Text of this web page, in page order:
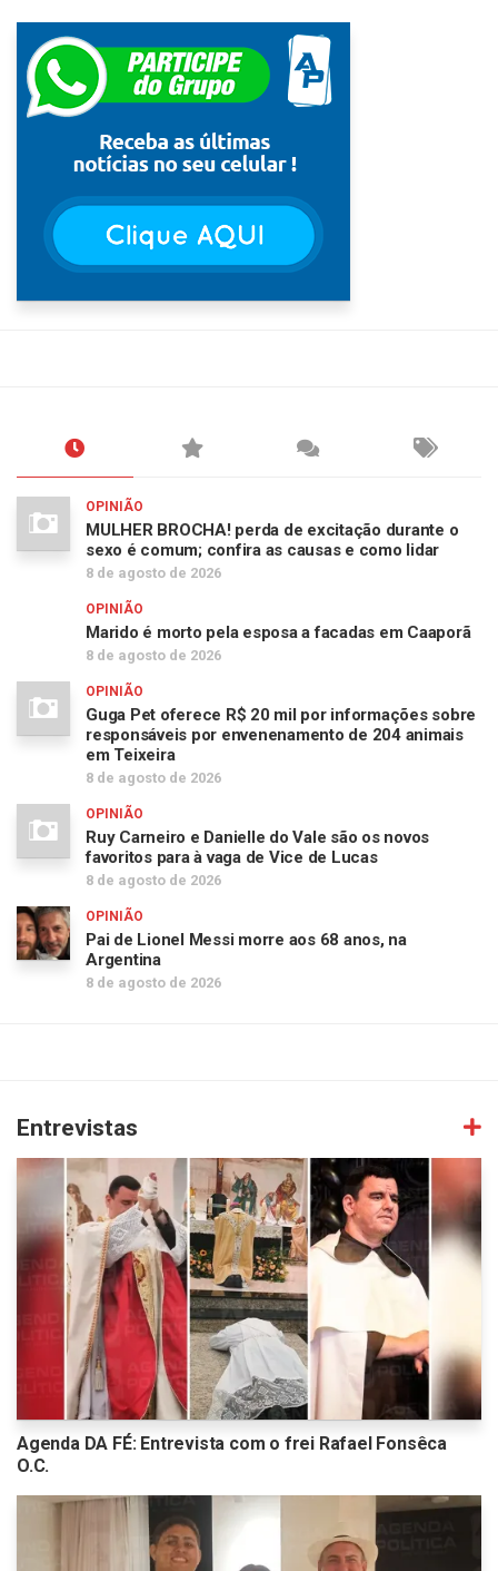
OPINIÃO
MULHER BROCHA! perda de excitação durante o
sexo é comum; confira as causas e como lidar
8 de agosto de 2026
OPINIÃO
Marido é morto pela esposa a facadas em Caaporã
8 de agosto de 2026
OPINIÃO
Guga Pet oferece R$ 20 mil por informações sobre
responsáveis por envenenamento de 204 animais
em Teixeira
8 de agosto de 2026
OPINIÃO
Ruy Carneiro e Danielle do Vale são os novos
favoritos para à vaga de Vice de Lucas
8 de agosto de 2026
OPINIÃO
Pai de Lionel Messi morre aos 68 anos, na
Argentina
8 de agosto de 2026
Entrevistas
Agenda DA FÉ: Entrevista com o frei Rafael Fonsêca
O.C.